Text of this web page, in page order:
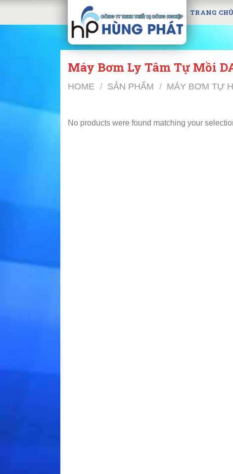
Skip
TRANG CHỦ
Máy Bơm Ly Tâm Tự Mồi
HOME / SẢN PHẨM / MÁY BƠM TỰ
No products were found matching your